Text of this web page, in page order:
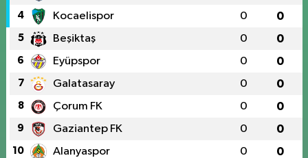
4 Kocaelispor 0 0
5 Beşiktaş 0 0
6 Eyüpspor 0 0
7 Galatasaray 0 0
8 Çorum FK 0 0
9 Gaziantep FK 0 0
10 Alanyaspor 0 0